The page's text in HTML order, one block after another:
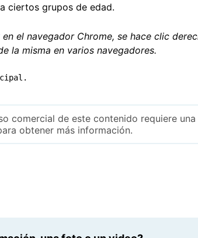
ciertos grupos de edad.
en el navegador Chrome, se hace clic
la misma en varios navegadores.
comercial de este contenido requiere
obtener más información.